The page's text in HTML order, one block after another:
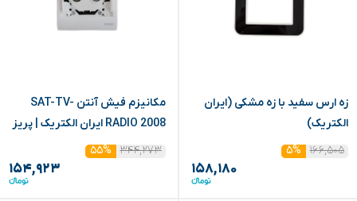
زه ارس سفید با زه مشکی (ایران
الکتریک)
۱۶۶,۵۰۵
۵%
۱۵۸,۱۸۰
مکانیزم فیش آنتن SAT-TV-
RADIO 2008 ایران الکتریک | پریز
آنتن سه‌گانه
۳۴۴,۲۷۳ ۵۵%
۱۵۴,۹۲۳